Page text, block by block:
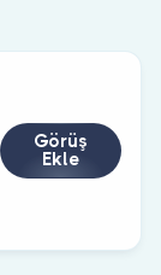
Görüş
Ekle